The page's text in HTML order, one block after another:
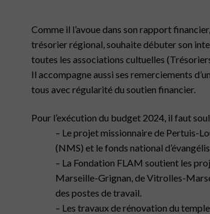
Comme il l’avoue dans son rapport
trésorier régional, souhaite débuter son
toutes les associations cultuelles
Il accompagne aussi ses remerciements
tous avec régularité du soutien financier.
Pour l’exécution du budget 2024, il faut
– Le projet missionnaire de Pertuis-
(NMS) et le fonds national
– La Fondation FLAM soutient les
Marseille-Grignan, de Vitrolles-
des postes de travail.
– Les travaux de rénovation du